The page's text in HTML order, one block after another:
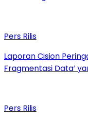
Pers Rilis
Laporan Cision
Fragmentasi Data’
Pers Rilis